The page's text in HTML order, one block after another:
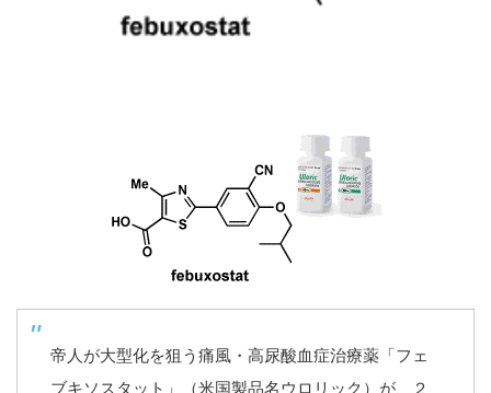
帝人が大型化を狙う痛風・高尿酸血症治療薬「フェ
ブキソスタット」（米国製品名ウロリック）が、２